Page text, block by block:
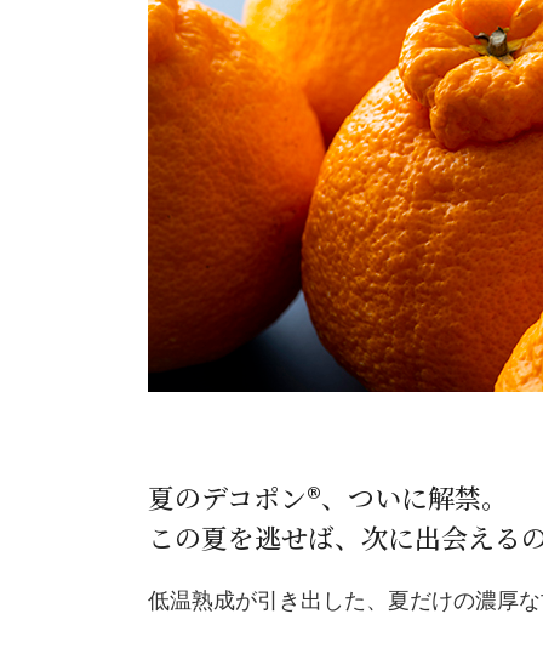
夏のデコポン®、ついに解禁。
この夏を逃せば、次に出会える
低温熟成が引き出した、夏だけの濃厚